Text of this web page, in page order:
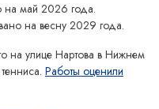
на май 2026 года.
на весну 2029 года.
улице Нартова в Нижнем
Работы оценили